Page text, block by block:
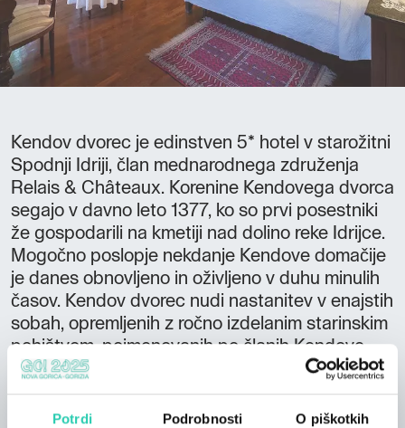
Potrdi Podrobnosti O piškotkih
Kendov dvorec je edinstven 5* hotel v starožitni
Spodnji Idriji, član mednarodnega združenja
Relais & Châteaux. Korenine Kendovega dvorca
segajo v davno leto 1377, ko so prvi posestniki
že gospodarili na kmetiji nad dolino reke Idrijce.
Mogočno poslopje nekdanje Kendove domačije
je danes obnovljeno in oživljeno v duhu minulih
časov. Kendov dvorec nudi nastanitev v enajstih
sobah, opremljenih z ročno izdelanim starinskim
pohištvom, poimenovanih po članih Kendove
rodbine. Umirjenost hiše, pridih preteklosti,
kulinarična dovršenost jedi, čudovit vrt in
gostoljubnost osebja vas prevzamejo z